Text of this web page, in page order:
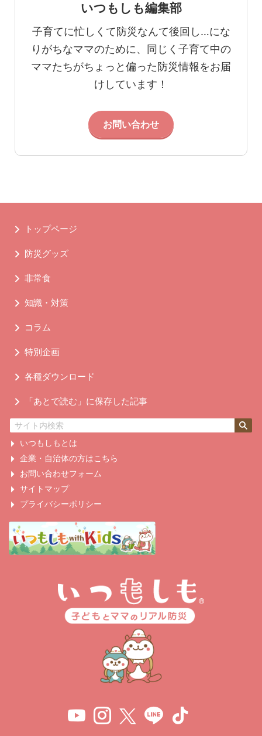
いつもしも編集部
子育てに忙しくて防災なんて後回し…にな
りがちなママのために、同じく子育て中の
ママたちがちょっと偏った防災情報をお届
けしています！
お問い合わせ
トップページ
防災グッズ
非常食
知識・対策
コラム
特別企画
各種ダウンロード
「あとで読む」に保存した記事
いつもしもとは
企業・自治体の方はこちら
お問い合わせフォーム
サイトマップ
プライバシーポリシー